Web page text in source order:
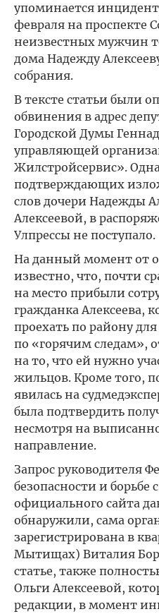
упоминается
февраля на проспекте
неизвестных мужчин
дома Надежду
собрания.
В тексте статьи были
обвинения в адрес
Городской Думы
управляющей
Жилстройсервис».
подтверждающих
слов дочери Надежды
Алексеевой, в
Улпрессы не поступало.
На данный момент от
известно, что, почти
на место прибыли
гражданка Алексеева,
проехать по району
по «горячим следам»,
на то, что ей нужно
жильцов. Кроме того,
явилась на
была подтвердить
несмотря на
направление.
Запрос руководителя
безопасности и борьбе
официального сайта
обнаружили, сама
зарегистрирована в
Мытищах) Виталия
статье, также
Ольги Алексеевой,
редакции, в момент